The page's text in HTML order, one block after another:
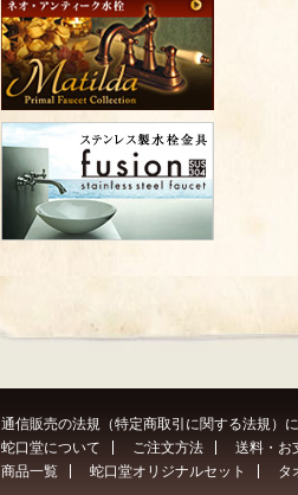
通信販売の法規（特定商取引に関する法規）
蛇口堂について
ご注文方法 送料・お
商品一覧
蛇口堂オリジナルセット タ